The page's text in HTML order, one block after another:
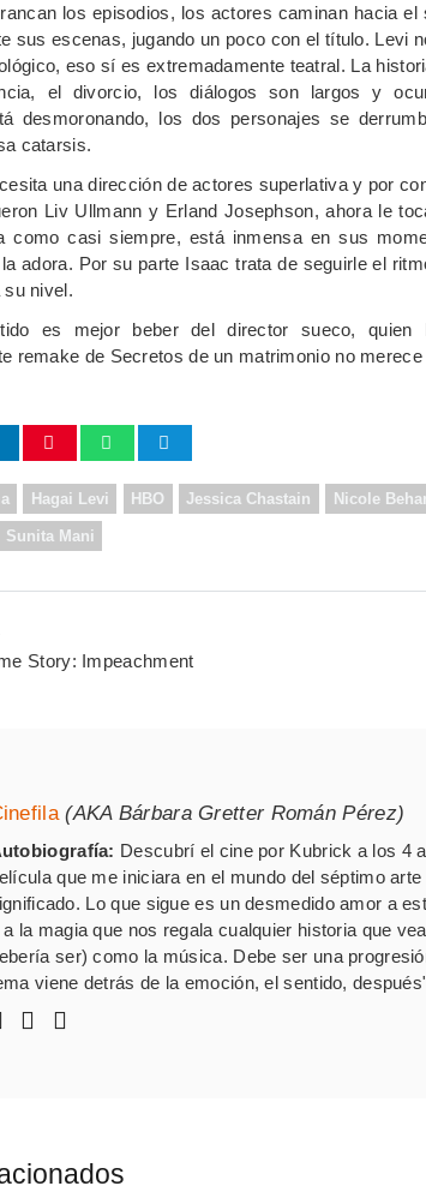
los episodios, los actores caminan hacia el
sus escenas, jugando un poco con el título. Levi
eso sí es extremadamente teatral. La
el divorcio, los diálogos son largos y
desmoronando, los dos personajes se
catarsis.
una dirección de actores superlativa y por
Liv Ullmann y Erland Josephson, ahora le
como casi siempre, está inmensa en sus
adora. Por su parte Isaac trata de seguirle el
su nivel.
es mejor beber del director sueco,
remake de Secretos de un matrimonio no merece
Hagai Levi HBO Jessica Chastain Nicole
Sunita Mani
Story: Impeachment
(AKA Bárbara Gretter Román Pérez)
Descubrí el cine por Kubrick a los 4
que me iniciara en el mundo del séptimo
Lo que sigue es un desmedido amor a
a la magia que nos regala cualquier historia que
ser) como la música. Debe ser una
viene detrás de la emoción, el sentido,